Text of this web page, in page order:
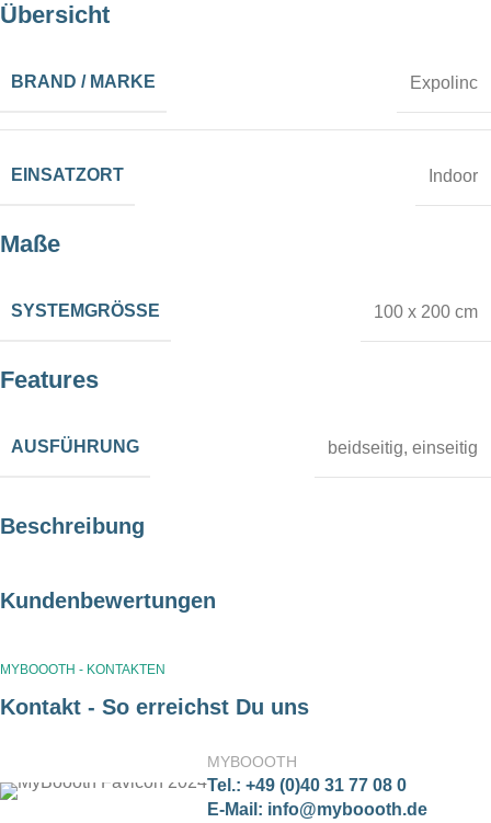
Beschreibung
Übersicht
BRAND / MARKE Expolinc
EINSATZORT Indoor
Maße
SYSTEMGRÖSSE 100 x 200 cm
Features
AUSFÜHRUNG beidseitig, einseitig
Kundenbewertungen
MYBOOOTH - KONTAKTEN
Kontakt - So erreichst Du uns
MYBOOOTH
Tel.: +49 (0)40 31 77 08 0
E-Mail: info@myboooth.de